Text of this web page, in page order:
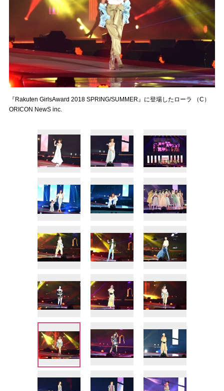
『Rakuten GirlsAward 2018 SPRING/SUMMER』に登場したローラ （C）
ORICON NewS inc.